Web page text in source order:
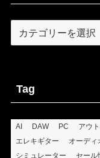
Categories
Tag
AI DAW PC アウ
エレキギター
オーディ
シミュレーター
セール